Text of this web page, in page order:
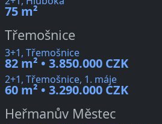
75 m²
Třemošnice
3+1, Třemošnice
82 m² • 3.850.000 CZK
2+1, Třemošnice, 1. máje
60 m² • 3.290.000 CZK
Heřmanův Městec